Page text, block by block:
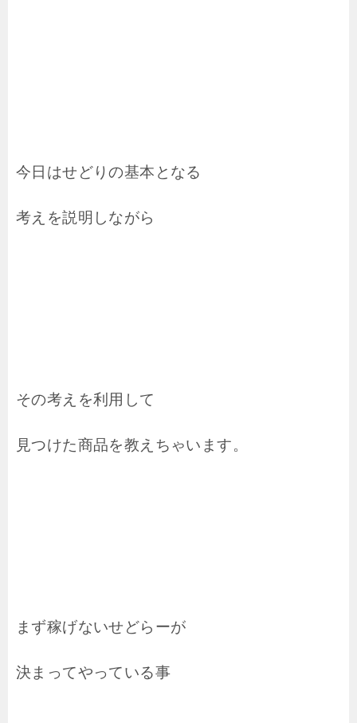
今日はせどりの基本となる
考えを説明しながら
その考えを利用して
見つけた商品を教えちゃいます。
まず稼げないせどらーが
決まってやっている事